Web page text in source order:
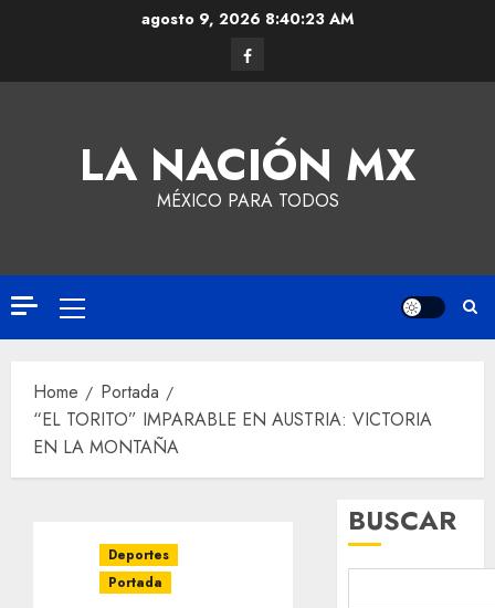
agosto 9, 2026 8:40:24 AM
LA NACIÓN MX
MÉXICO PARA TODOS
Home
Portada
“EL TORITO” IMPARABLE EN AUSTRIA: VICTORIA
EN LA MONTAÑA
Deportes
Portada
BUSCAR